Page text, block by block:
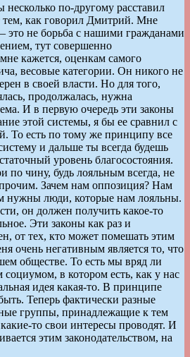
по-другому расставил
как говорил Дмитрий. Мне
это не борьба с нашими гражданами
тут совершенно
кажется, оценкам самого
весовые категории. Он никого не
в своей власти. Но для того,
продолжалась, нужна
И в первую очередь эти законы
этой системы, я бы ее сравнил с
То есть по тому же принципу все
и дальше ты всегда будешь
уровень благосостояния.
по чину, будь лояльным всегда, не
Зачем нам оппозиция? Нам
нужны люди, которые нам лояльны.
он должен получить какое-то
Эти законы как раз и
от тех, кто может помешать этим
очень негативным является то, что
обществе. То есть мы вряд ли
в котором есть, как у нас
идея какая-то. В принципе
Теперь фактически разные
группы, принадлежащие к тем
то свои интересы проводят. И
этим законодательством, на